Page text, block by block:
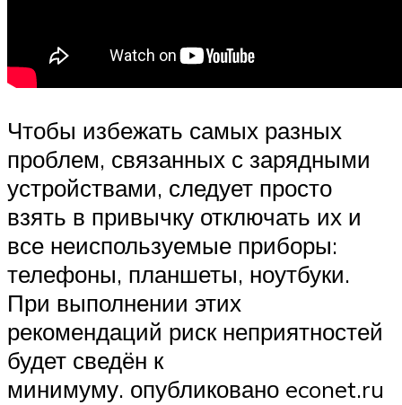
Чтобы избежать самых разных
проблем, связанных с зарядными
устройствами, следует просто
взять в привычку отключать их и
все неиспользуемые приборы:
телефоны, планшеты, ноутбуки.
При выполнении этих
рекомендаций риск неприятностей
будет сведён к
минимуму. опубликовано econet.ru